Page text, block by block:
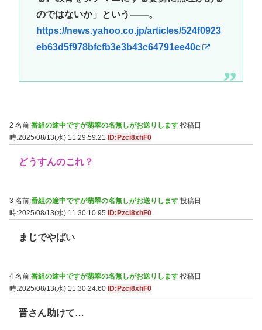
のではないか」という――。
https://news.yahoo.co.jp/articles/524f0923
eb63d5f978bfcfb3e3b43c64791ee40c
2 名前:番組の途中ですが翡翠の名無しがお送りします 投稿日
時:2025/08/13(水) 11:29:59.21
ID:Pzci8xhF0
どうすんのこれ？
3 名前:番組の途中ですが翡翠の名無しがお送りします 投稿日
時:2025/08/13(水) 11:30:10.95
ID:Pzci8xhF0
まじでやばい
4 名前:番組の途中ですが翡翠の名無しがお送りします 投稿日
時:2025/08/13(水) 11:30:24.60 ID:Pzci8xhF0
晋さん助けて…